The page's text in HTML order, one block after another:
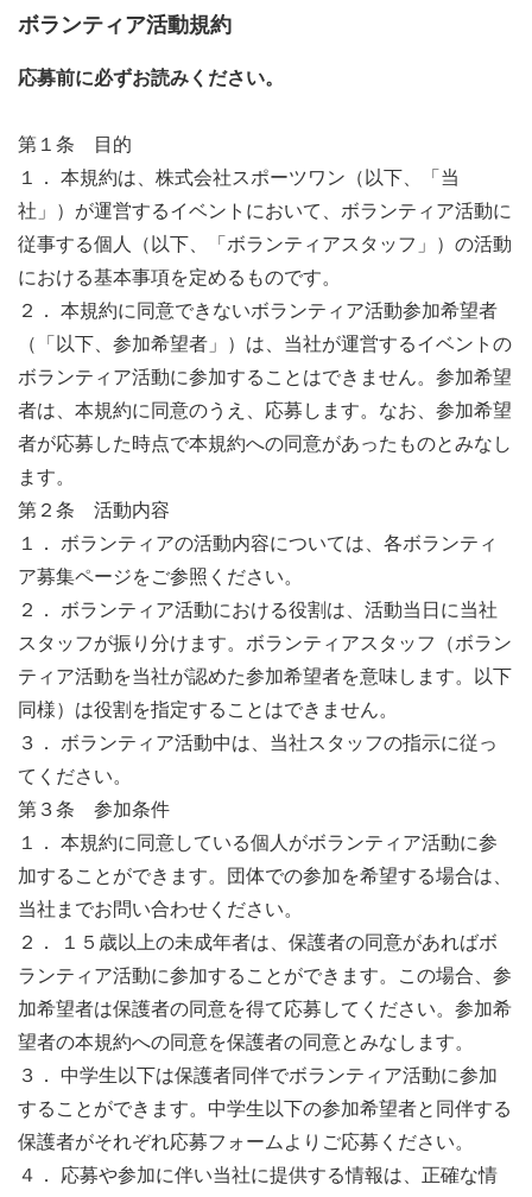
子、冷却タオル、レインコート、カイロ、飲み物など
※また今大会では、熱中症対策として日中18時までは１時
※ご質問やお問い合わせの際は、「応募/お問い合わせペ
ージにて「お問い合わせ」を選択いただきますようお願い
いたします。（「応募」を選択いただいた際のメッセージ
欄には、ご質問等を記載されないようお願いいたしま
す。）
※複数名様の同時のご応募はお受けできないシステムにな
っております。ご応募の際は、お一人ずつご応募いただき
ますようお願いいたします。
★★★★★★★★★★★★ご確認願います！！！
★★★★★★★★★★★★
※ボランティアを受け付けた際に自動返信メールが送信さ
れますが、携帯キャリアのセキュリティーにより、受付完
了メールや詳細案内メールが届かない例が数件発生してい
ます。ご応募時に「受付完了メール」が届かない場合は、
別のメールアドレスをご設定ください。
※ボランティアにご応募いただきました皆様に、活動3日
前に集合時間や集合場所等を記載した案内メールを送信し
ておりますが、メールが届かなくても特にご連絡いただく
必要はございませんので、本ページに記載されている集合
時間に活動場所までお越しください
※キャンセルや欠席の方法は、応募時に自動配信される
「受付完了メール」に記載されています。記載内容に沿っ
てご自身でご対応ください
ボランティア活動規約
応募前に必ずお読みください。
第１条 目的
１． 本規約は、株式会社スポーツワン（以下、「当
社」）が運営するイベントにおいて、ボランティア活動に
従事する個人（以下、「ボランティアスタッフ」）の活動
における基本事項を定めるものです。
２． 本規約に同意できないボランティア活動参加希望者
（「以下、参加希望者」）は、当社が運営するイベントの
ボランティア活動に参加することはできません。参加希望
者は、本規約に同意のうえ、応募します。なお、参加希望
者が応募した時点で本規約への同意があったものとみなし
ます。
第２条 活動内容
１． ボランティアの活動内容については、各ボランティ
ア募集ページをご参照ください。
２． ボランティア活動における役割は、活動当日に当社
スタッフが振り分けます。ボランティアスタッフ（ボラン
ティア活動を当社が認めた参加希望者を意味します。以下
同様）は役割を指定することはできません。
３． ボランティア活動中は、当社スタッフの指示に従っ
てください。
第３条 参加条件
１． 本規約に同意している個人がボランティア活動に参
加することができます。団体での参加を希望する場合は、
当社までお問い合わせください。
２． １５歳以上の未成年者は、保護者の同意があればボ
ランティア活動に参加することができます。この場合、参
加希望者は保護者の同意を得て応募してください。参加希
望者の本規約への同意を保護者の同意とみなします。
３． 中学生以下は保護者同伴でボランティア活動に参加
することができます。中学生以下の参加希望者と同伴する
保護者がそれぞれ応募フォームよりご応募ください。
４． 応募や参加に伴い当社に提供する情報は、正確な情